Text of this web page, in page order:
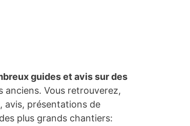
guides et avis sur des
anciens. Vous retrouverez,
avis, présentations de
plus grands chantiers: